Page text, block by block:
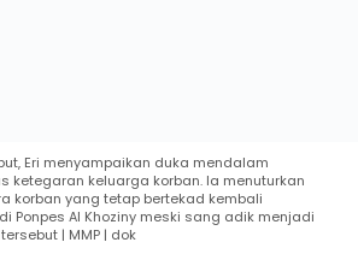
Eri menyampaikan duka mendalam
ketegaran keluarga korban. Ia menuturkan
korban yang tetap bertekad kembali
Ponpes Al Khoziny meski sang adik menjadi
| MMP | dok